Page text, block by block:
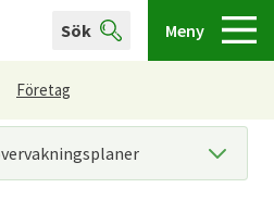
Sök Meny
Företag